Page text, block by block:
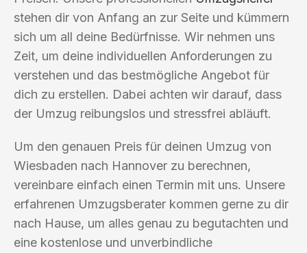
stehen dir von Anfang an zur Seite und kümmern
sich um all deine Bedürfnisse. Wir nehmen uns
Zeit, um deine individuellen Anforderungen zu
verstehen und das bestmögliche Angebot für
dich zu erstellen. Dabei achten wir darauf, dass
der Umzug reibungslos und stressfrei abläuft.
Um den genauen Preis für deinen Umzug von
Wiesbaden nach Hannover zu berechnen,
vereinbare einfach einen Termin mit uns. Unsere
erfahrenen Umzugsberater kommen gerne zu dir
nach Hause, um alles genau zu begutachten und
eine kostenlose und unverbindliche